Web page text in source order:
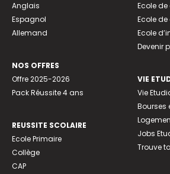
Anglais
Espagnol
Allemand
NOS OFFRES
Offre 2025-2026
Pack Réussite 4 ans
REUSSITE SCOLAIRE
Ecole Primaire
Collège
CAP
Ecole
Ecole
Ecole
Devenir
VIE
Vie
Bourses
Jobs
Trouve